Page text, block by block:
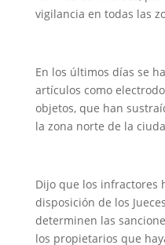
vigilancia en todas las
En los últimos días se
artículos como
objetos, que han
la zona norte de la
Dijo que los infractores
disposición de los
determinen las
los propietarios que